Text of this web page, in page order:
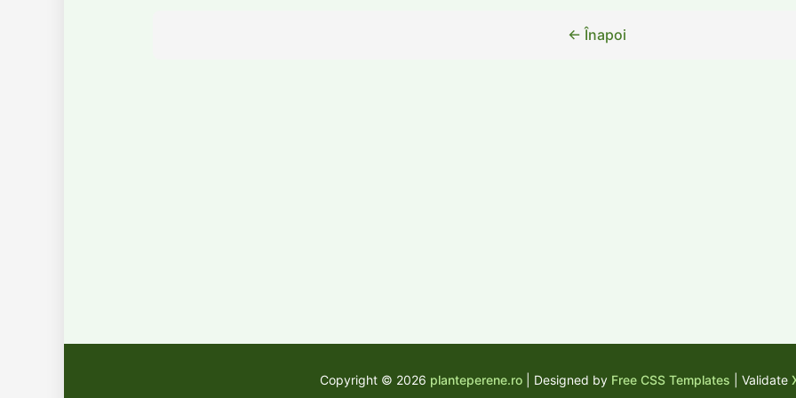
← Înapoi
Copyright © 2026 planteperene.ro| Designed by Free CSS Templates | Validate